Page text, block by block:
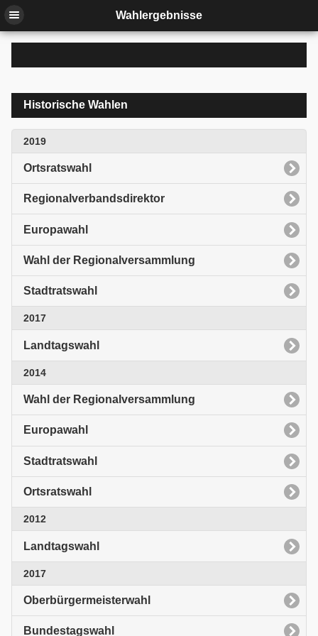
Wahlergebnisse
Historische Wahlen
2019
Ortsratswahl
Regionalverbandsdirektor
Europawahl
Wahl der Regionalversammlung
Stadtratswahl
2017
Landtagswahl
2014
Wahl der Regionalversammlung
Europawahl
Stadtratswahl
Ortsratswahl
2012
Landtagswahl
2017
Oberbürgermeisterwahl
Bundestagswahl